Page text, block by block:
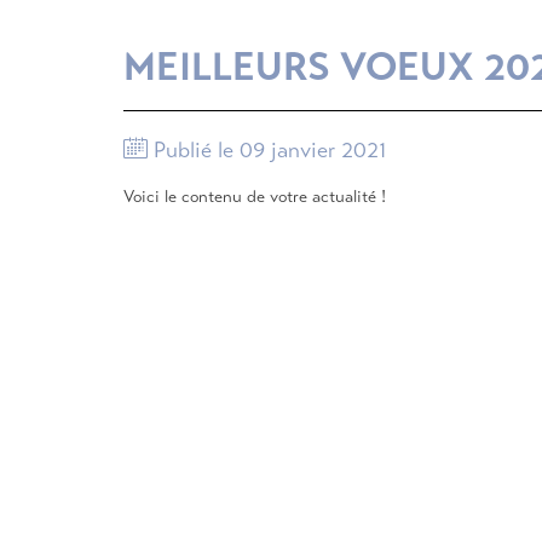
MEILLEURS VOEUX
Publié le 09 janvier 2021
Voici le contenu de votre actualité !